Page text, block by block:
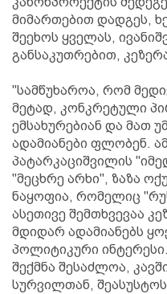
მიმართებით დადგეს,
შეეხოს ყველას,
განსაკუთრებით,
"სამწუხაროა, რომ
მეტად, კონკრეტული
ემსახურებიან და მათ
ადამიანები ფლობენ.
პატარკაციშვილის
"მეცხრე არხი", ზაზა
ნაყოფია, რომელიც
ასეთივე შემთხვევაა
მდიდარ ადამიანებს
პოლიტიკური
შექმნა შესაძლოა,
სურვილთან,